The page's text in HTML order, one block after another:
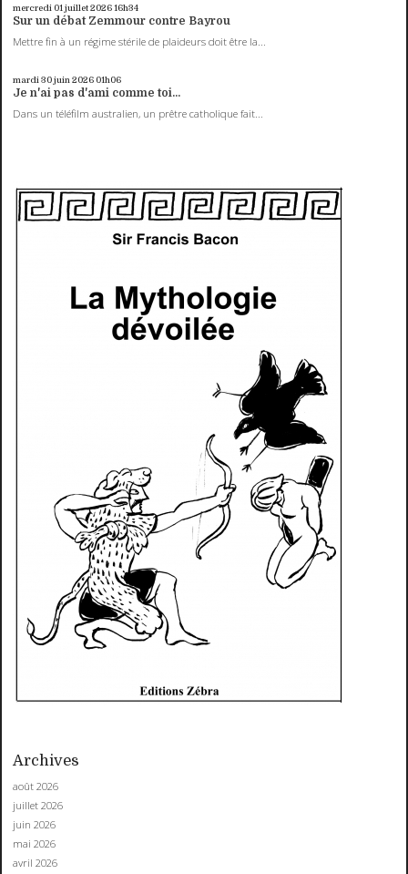
mercredi 01 juillet 202616h34
Sur un débat Zemmour contre Bayrou
Mettre fin à un régime stérile de plaideurs doit être la...
mardi 30juin 2026 01h06
Je n'ai pas d'ami comme toi...
Dans un téléfilm australien, un prêtre catholique fait...
Archives
août 2026
juillet 2026
juin 2026
mai 2026
avril 2026